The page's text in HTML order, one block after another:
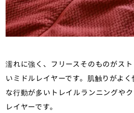
濡れに強く、フリースそのものがス
いミドルレイヤーです。肌触りがよ
な行動が多いトレイルランニングや
レイヤーです。